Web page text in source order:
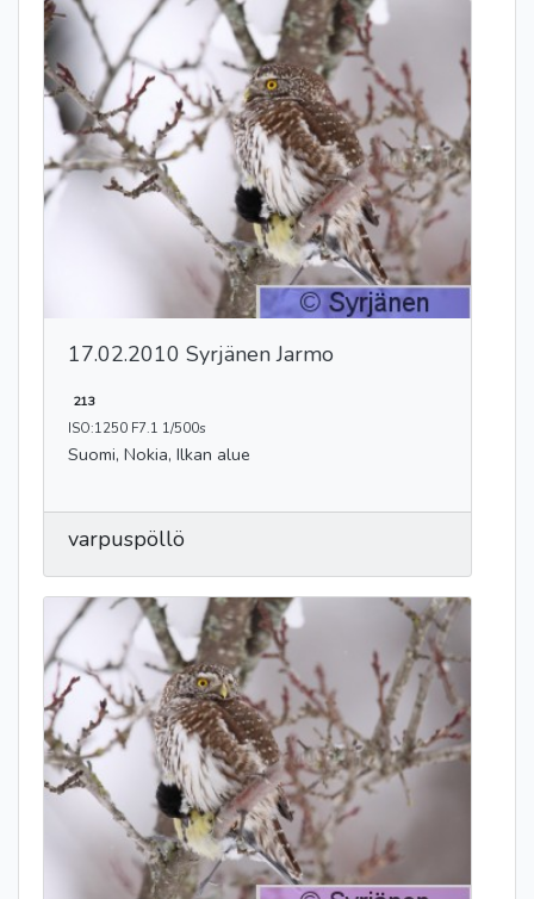
17.02.2010 Syrjänen Jarmo
213
ISO:1250 F7.1 1/500s
Suomi, Nokia, Ilkan alue
varpuspöllö